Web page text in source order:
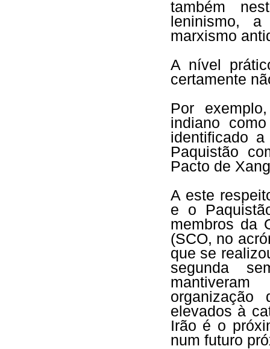
também
leninismo,
marxismo
A nível
certamente
Por
indiano
identificado
Paquistão
Pacto de
A este
e o
membros da
(SCO, no
que se
segunda
elevados à
Irão é o
num futuro